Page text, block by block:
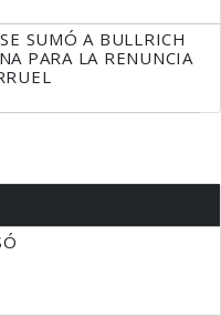
SUMÓ A BULLRICH
PARA LA RENUNCIA